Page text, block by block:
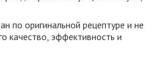
по оригинальной рецептуре и не
качество, эффективность и